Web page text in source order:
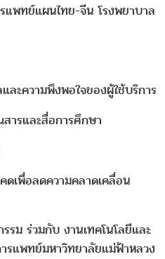
พทย์แผนไทย-จีน โรงพยาบาล
ละความพึงพอใจของผู้ใช้บริการ
ารและสื่อการศึกษา
ดเพื่อลดความคลาดเคลื่อน
ม ร่วมกับ งานเทคโนโลยีและ
รแพทย์มหาวิทยาลัยแม่ฟ้าหลวง